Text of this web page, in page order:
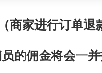
商家进行订单退
的佣金将会一